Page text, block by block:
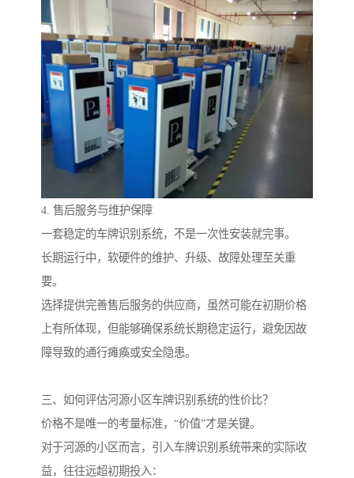
4. 售后服务与维护保障
一套稳定的车牌识别系统，不是一次性安装就完事。
长期运行中，软硬件的维护、升级、故障处理至关重
要。
选择提供完善售后服务的供应商，虽然可能在初期价格
上有所体现，但能够确保系统长期稳定运行，避免因故
障导致的通行瘫痪或安全隐患。
三、如何评估河源小区车牌识别系统的性价比？
价格不是唯一的考量标准，“价值”才是关键。
对于河源的小区而言，引入车牌识别系统带来的实际收
益，往往远超初期投入：